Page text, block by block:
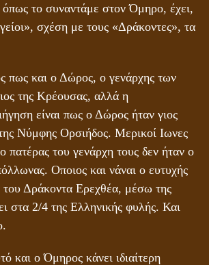
το συναντάμε στον Όμηρο, έχει,
σχέση με τους «Δράκοντες», τα
πως και ο Δώρος, ο γενάρχης των
της Κρέουσας, αλλά η
είναι πως ο Δώρος ήταν γιος
Νύμφης Ορσιήδος. Μερικοί Ιωνες
πατέρας του γενάρχη τους δεν ήταν ο
Οποιος και νάναι ο ευτυχής
του Δράκοντα Ερεχθέα, μέσω της
στα 2/4 της Ελληνικής φυλής. Και
και ο Όμηρος κάνει ιδιαίτερη